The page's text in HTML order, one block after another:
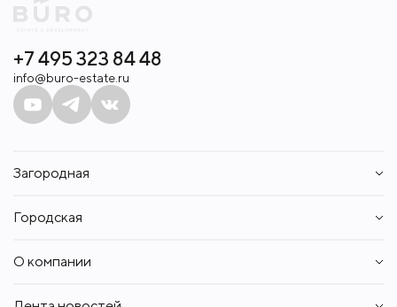
+7 495 323 84 48
info@buro-estate.ru
Загородная
Участки
Аренда
Городская
Апартаменты
О компании